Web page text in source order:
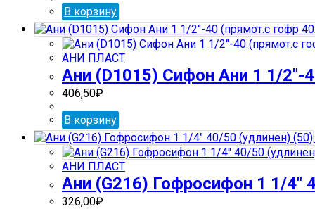
В корзину
АНИ ПЛАСТ
Ани (D1015) Сифон Ани 1 1/2″-
406,50₽
В корзину
АНИ ПЛАСТ
Ани (G216) Гофросифон 1 1/4″
326,00₽